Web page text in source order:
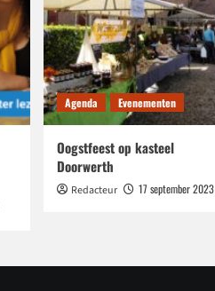
Agenda Evenementen
Oogstfeest op kasteel
Doorwerth
Redacteur 17 september 2023